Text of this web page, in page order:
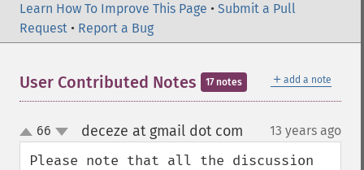
Learn How To Improve This Page • Submit a Pull
Request • Report a Bug
＋ add a note
User Contributed Notes 17 notes
up
down
66 deceze at gmail dot com 13 years ago
Please note that all the discussion